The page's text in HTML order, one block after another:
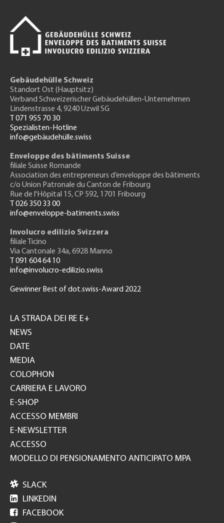
Gebäudehülle Schweiz
Standort Ost (Hauptsitz)
Verband Schweizerischer Gebäudehüllen-Unternehmen
Lindenstrasse 4, 9240 Uzwil SG
T 071 955 70 30
Spezialisten-Hotline
info@gebäudehülle.swiss
Enveloppe des bâtiments Suisse
filiale Suisse Romande
Association des entrepreneurs d’enveloppe des bâtiments
c/o Union Patronale du Canton de Fribourg
Rue de l'Hôpital 15, CP 592, 1701 Fribourg
T 026 350 33 00
info@enveloppe-batiments.swiss
Involucro edilizio Svizzera
filiale Ticino
Via Cantonale 34a, 6928 Manno
T 091 604 64 10
info@involucro-edilizio.swiss
Gewinner Best of dot.swiss-Award 2022
GH
LA STRADA DEI RE E+
NEWS
DATE
MEDIA
COLOPHON
CARRIERA E LAVORO
E-SHOP
ACCESSO MEMBRI
E-NEWSLETTER
ACCESSO
MODELLO DI PENSIONAMENTO ANTICIPATO MPA
 SLACK
 LINKEDIN
 FACEBOOK